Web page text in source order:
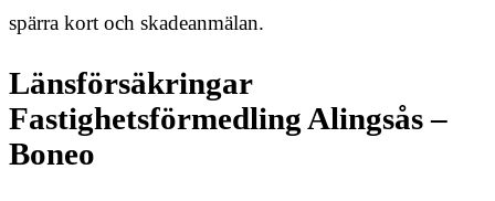
spärra kort och skadeanmälan.
Länsförsäkringar
Fastighetsförmedling Alingsås –
Boneo